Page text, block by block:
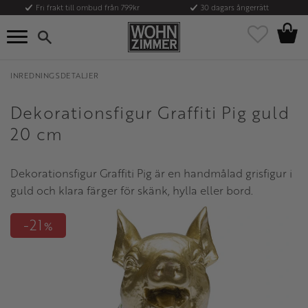
Meny
Fri frakt till ombud från 799kr 30 dagars ångerrätt
Favoriter
INREDNINGSDETALJER
Dekorationsfigur Graffiti Pig guld
20 cm
Dekorationsfigur Graffiti Pig är en handmålad grisfigur i
guld och klara färger för skänk, hylla eller bord.
21 %